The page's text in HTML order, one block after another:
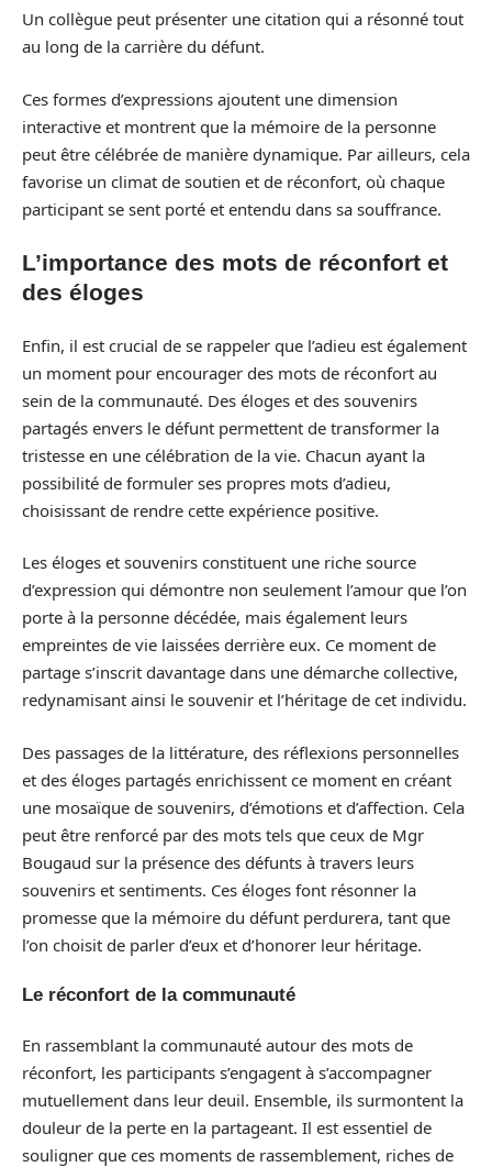
Un collègue peut présenter une citation qui a résonné tout
au long de la carrière du défunt.
Ces formes d’expressions ajoutent une dimension
interactive et montrent que la mémoire de la personne
peut être célébrée de manière dynamique. Par ailleurs, cela
favorise un climat de soutien et de réconfort, où chaque
participant se sent porté et entendu dans sa souffrance.
L’importance des mots de réconfort et
des éloges
Enfin, il est crucial de se rappeler que l’adieu est également
un moment pour encourager des mots de réconfort au
sein de la communauté. Des éloges et des souvenirs
partagés envers le défunt permettent de transformer la
tristesse en une célébration de la vie. Chacun ayant la
possibilité de formuler ses propres mots d’adieu,
choisissant de rendre cette expérience positive.
Les éloges et souvenirs constituent une riche source
d’expression qui démontre non seulement l’amour que l’on
porte à la personne décédée, mais également leurs
empreintes de vie laissées derrière eux. Ce moment de
partage s’inscrit davantage dans une démarche collective,
redynamisant ainsi le souvenir et l’héritage de cet individu.
Des passages de la littérature, des réflexions personnelles
et des éloges partagés enrichissent ce moment en créant
une mosaïque de souvenirs, d’émotions et d’affection. Cela
peut être renforcé par des mots tels que ceux de Mgr
Bougaud sur la présence des défunts à travers leurs
souvenirs et sentiments. Ces éloges font résonner la
promesse que la mémoire du défunt perdurera, tant que
l’on choisit de parler d’eux et d’honorer leur héritage.
Le réconfort de la communauté
En rassemblant la communauté autour des mots de
réconfort, les participants s’engagent à s’accompagner
mutuellement dans leur deuil. Ensemble, ils surmontent la
douleur de la perte en la partageant. Il est essentiel de
souligner que ces moments de rassemblement, riches de